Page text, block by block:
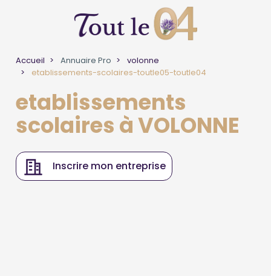
Accueil Annuaire Pro
volonne
etablissements-scolaires-toutle05-toutle04
etablissements
scolaires à VOLONNE
Inscrire mon entreprise